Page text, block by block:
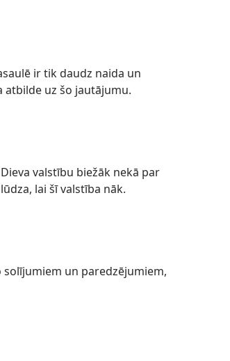
ir tik daudz naida un
atbilde uz šo jautājumu.
valstību biežāk nekā par
lai šī valstība nāk.
un paredzējumiem,